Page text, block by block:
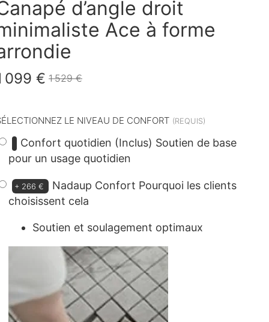
d’angle droit
Ace à forme
099 € 1 529 €
LE NIVEAU DE CONFORT
Confort quotidien (Inclus) Soutien de base
pour un usage quotidien
+ 266 € Nadaup Confort Pourquoi les clients
choisissent cela
Soutien et soulagement optimaux